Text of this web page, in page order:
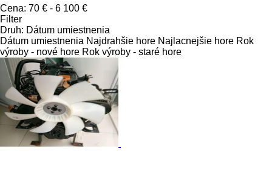
Cena: 70 € - 6 100 €
Filter
Druh: Dátum umiestnenia
Dátum umiestnenia Najdrahšie hore Najlacnejšie hore Rok
výroby - nové hore Rok výroby - staré hore